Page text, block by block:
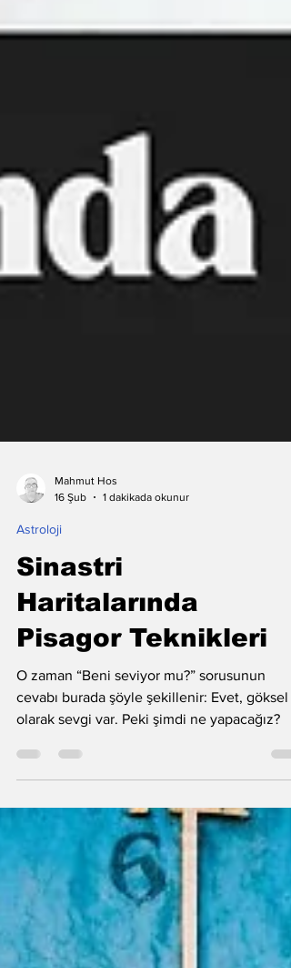
Mahmut Hos
16 Şub
Astroloji
Sinastri
Haritalarında
Pisagor Teknikleri
O zaman “Beni seviyor mu?” sorusunun
cevabı burada şöyle şekillenir: Evet, göksel
olarak sevgi var. Peki şimdi ne yapacağız?